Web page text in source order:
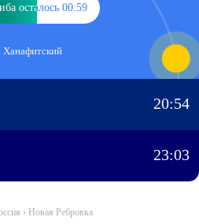
Ханафитский
осталось 00:59
осталось 00:59
20:54
23:03
› Новая Ребровка